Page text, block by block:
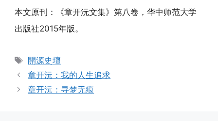
本文原刊：《章开沅文集》第八卷，华中师范大学
出版社2015年版。
标
签
開源史壇
章开沅：我的人生追求
章开沅：寻梦无痕